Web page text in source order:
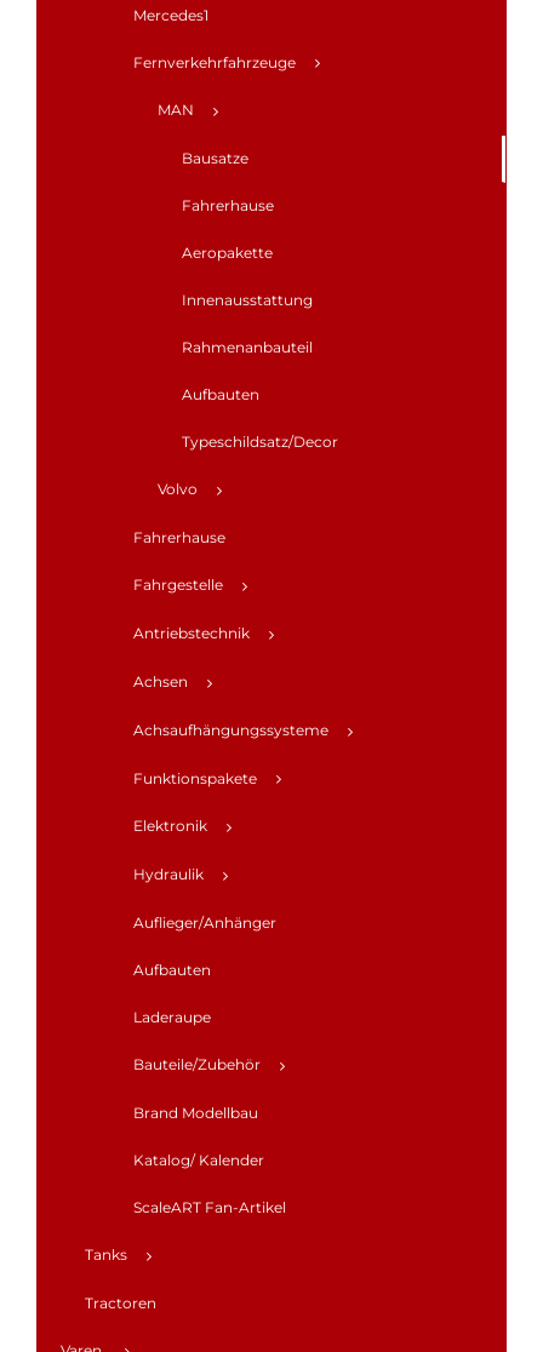
Mercedes1
Fernverkehrfahrzeuge
MAN
Bausatze
Fahrerhause
Aeropakette
Innenausstattung
Rahmenanbauteil
Aufbauten
Typeschildsatz/Decor
Volvo
Fahrerhause
Fahrgestelle
Antriebstechnik
Achsen
Achsaufhängungssysteme
Funktionspakete
Elektronik
Hydraulik
Auflieger/Anhänger
Aufbauten
Laderaupe
Bauteile/Zubehör
Brand Modellbau
Katalog/ Kalender
ScaleART Fan-Artikel
Tanks
Tractoren